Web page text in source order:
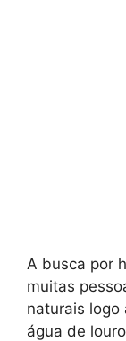
A busca por
muitas
naturais logo
água de